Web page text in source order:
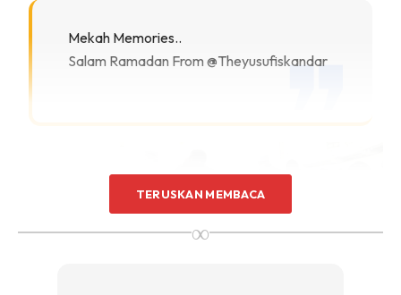
Mekah Memories..
Salam Ramadan From @theyusufiskandar
TERUSKAN MEMBACA
∞